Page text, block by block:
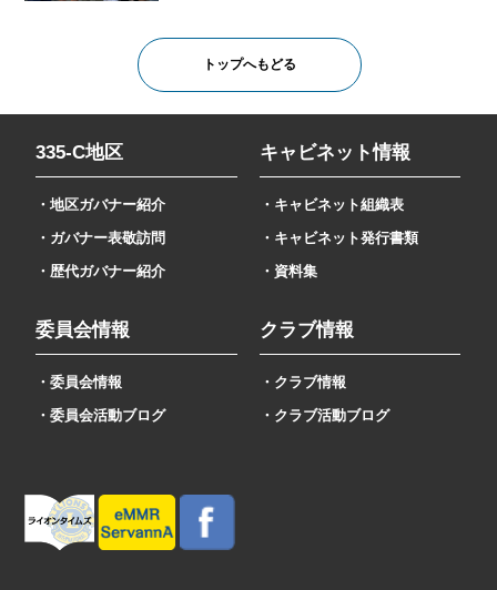
トップへもどる
335-C地区
・地区ガバナー紹介
・ガバナー表敬訪問
・歴代ガバナー紹介
キャビネット情報
・キャビネット組織表
・キャビネット発行書類
・資料集
委員会情報
・委員会情報
・委員会活動ブログ
クラブ情報
・クラブ情報
・クラブ活動ブログ